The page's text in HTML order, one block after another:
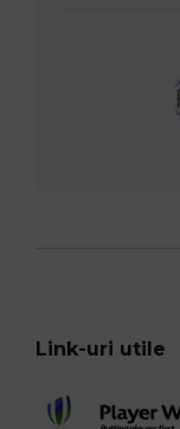
Link-uri utile